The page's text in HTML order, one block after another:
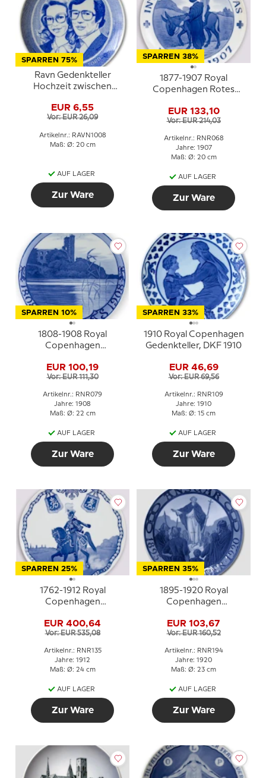
SPARREN 75%
Ravn Gedenkteller
Hochzeit zwischen
Christina und Tord
Magnusson
EUR 6,55
Vor: EUR 26,09
Artikelnr.: RAVN1008
Maß: Ø: 20 cm
AUF LAGER
Zur Ware
SPARREN 38%
1877-1907 Royal
Copenhagen Rotes
INTER ARMA CARITA
EUR 133,10
Vor: EUR 214,03
Artikelnr.: RNR068
Jahre: 1907
Maß: Ø: 20 cm
AUF LAGER
Zur Ware
SPARREN 10%
1808-1908 Royal
Copenhagen
EUR 100,19
Vor: EUR 111,30
Artikelnr.: RNR079
Jahre: 1908
Maß: Ø: 22 cm
AUF LAGER
Zur Ware
SPARREN 33%
1910 Royal Copenhagen
Gedenkteller, DKF 1910
EUR 46,69
Vor: EUR 69,56
Artikelnr.: RNR109
Jahre: 1910
Maß: Ø: 15 cm
AUF LAGER
Zur Ware
SPARREN 25%
1762-1912 Royal
Copenhagen
GARDEHUSAR
REGIMENTET 1762-
1912.
EUR 400,64
Vor: EUR 535,08
Artikelnr.: RNR135
Jahre: 1912
Maß: Ø: 24 cm
AUF LAGER
Zur Ware
SPARREN 35%
1895-1920 Royal
Copenhagen
Teller, ANSGAR 1895 - 11
OKTOBER -1920
EUR 103,67
Vor: EUR 160,52
Artikelnr.: RNR194
Jahre: 1920
Maß: Ø: 23 cm
AUF LAGER
Zur Ware